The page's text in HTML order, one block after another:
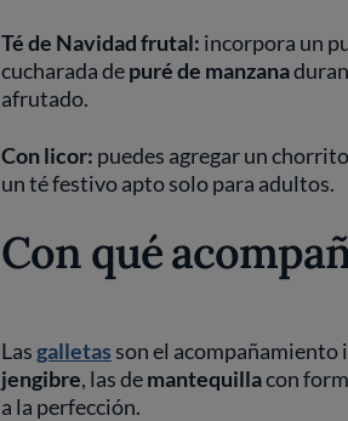
Té de Navidad frutal: incorpora un
cucharada depuré de manzana
afrutado.
Con licor: puedes agregar un
un té festivo apto solo para adultos.
Con qué
Lasgalletasson el acompañamiento
jengibre, las demantequillacon
a la perfección.